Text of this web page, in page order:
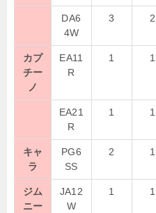
DA6
4W
3 2
カプ
チー
ノ
EA11
R
1 1
EA21
R
1 1
キャ
ラ
PG6
SS
2 1
ジム
ニー
JA12
W
1 1